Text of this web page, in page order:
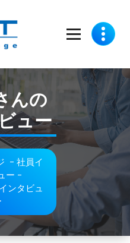
んの
ュー
- 社員イ
ー -
ンタビュ